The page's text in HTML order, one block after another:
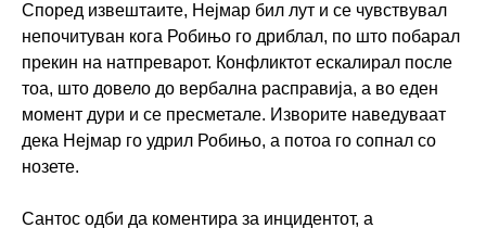
Според извештаите, Нејмар бил лут и се чувствувал
непочитуван кога Робињо го дриблал, по што побарал
прекин на натпреварот. Конфликтот ескалирал после
тоа, што довело до вербална расправија, а во еден
момент дури и се пресметале. Изворите наведуваат
дека Нејмар го удрил Робињо, а потоа го сопнал со
нозете.
Сантос одби да коментира за инцидентот, а